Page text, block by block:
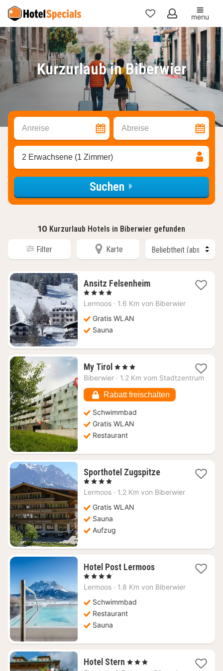
Meine
Favoriten
menu
Kurzurlaub in Biberwier
Anreise Abreise
2 Erwachsene (1 Zimmer)
Suchen
10 Kurzurlaub Hotels in Biberwier gefunden
Filter Karte
Ansitz Felsenheim1
ab
, 4 Sterne
Lermoos · 1.6 Km von Biberwier
Gratis WLAN
Sauna
My Tirol 1
Nacht
112,50
€
, 3 Sterne
Biberwier · 1.2 Km vom Stadtzentrum
Rabatt freischalten
Schwimmbad
Gratis WLAN
Restaurant
Sporthotel Zugspitze1
ab
, 4 Sterne
Lermoos · 1.2 Km von Biberwier
Gratis WLAN
Sauna
Aufzug
Hotel Post Lermoos1
ab
, 4 Sterne
Lermoos · 1.8 Km von Biberwier
Schwimmbad
Restaurant
Sauna
Hotel Stern 1
, 3 Sterne